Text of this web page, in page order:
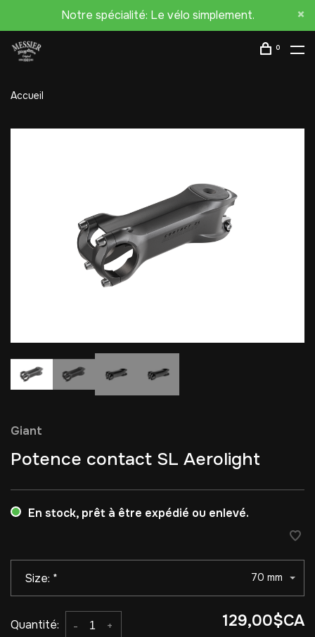
Notre spécialité: Le vélo simplement.
0
Accueil
Giant
Potence contact SL Aerolight
En stock, prêt à être expédié ou enlevé.
Size: * 70 mm
Quantité: +
- 129,00$CA